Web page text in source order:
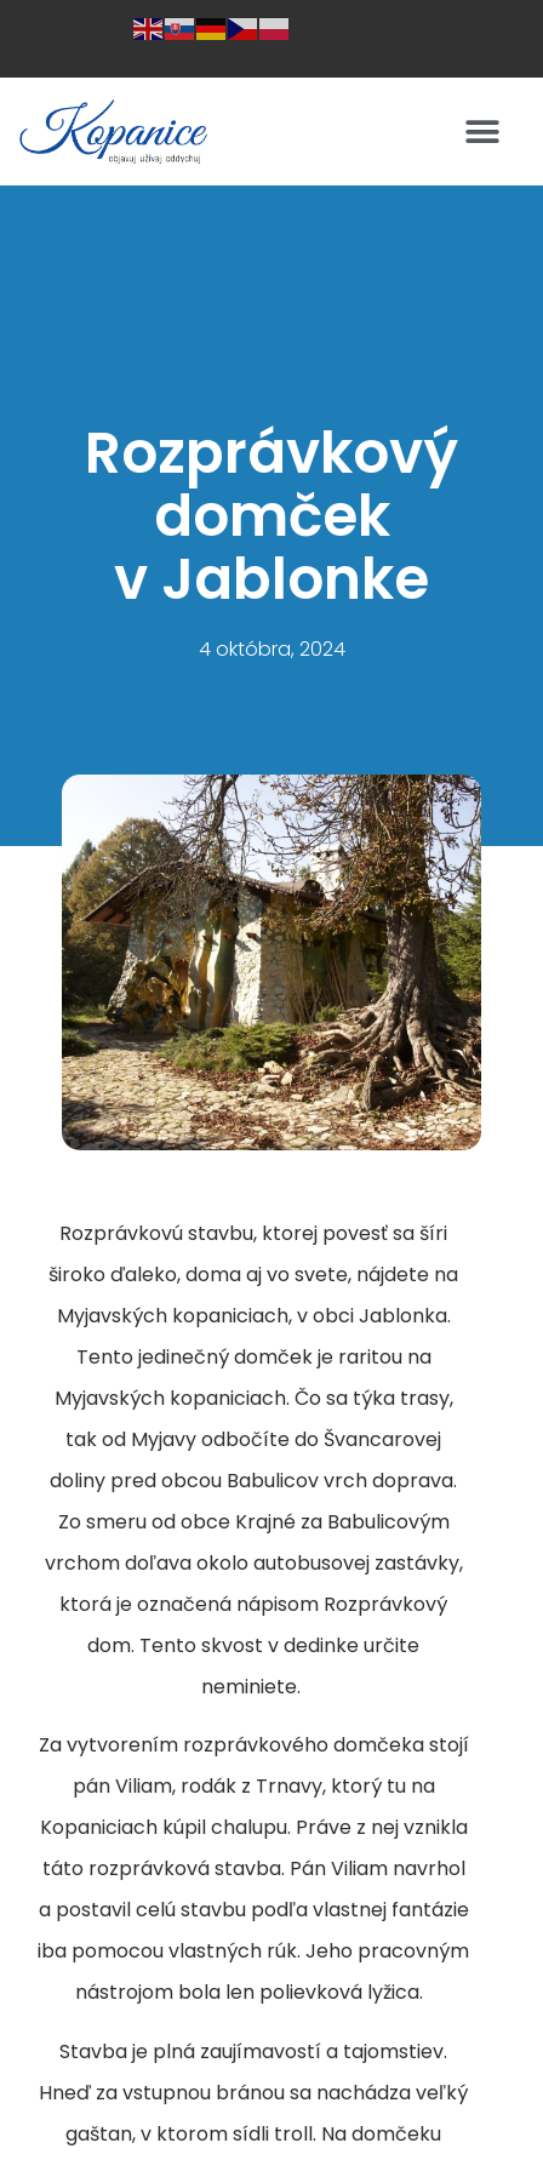
Rozprávkový
domček
v Jablonke
4 októbra, 2024
Rozprávkovú stavbu, ktorej povesť sa šíri
široko ďaleko, doma aj vo svete, nájdete na
Myjavských kopaniciach, v obci Jablonka.
Tento jedinečný domček je raritou na
Myjavských kopaniciach. Čo sa týka trasy,
tak od Myjavy odbočíte do Švancarovej
doliny pred obcou Babulicov vrch doprava.
Zo smeru od obce Krajné za Babulicovým
vrchom doľava okolo autobusovej zastávky,
ktorá je označená nápisom Rozprávkový
dom. Tento skvost v dedinke určite
neminiete.
Za vytvorením rozprávkového domčeka stojí
pán Viliam, rodák z Trnavy, ktorý tu na
Kopaniciach kúpil chalupu. Práve z nej vznikla
táto rozprávková stavba. Pán Viliam navrhol
a postavil celú stavbu podľa vlastnej fantázie
iba pomocou vlastných rúk. Jeho pracovným
nástrojom bola len polievková lyžica.
Stavba je plná zaujímavostí a tajomstiev.
Hneď za vstupnou bránou sa nachádza veľký
gaštan, v ktorom sídli troll. Na domčeku